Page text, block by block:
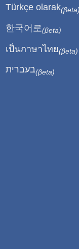
Türkçe olarak(βeta)
한국어로 (βeta)
เป็นภาษาไทย(βeta)
בעברית(βeta)